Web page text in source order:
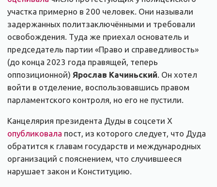
участка примерно в 200 человек. Они называли
задержанных политзаключёнными и требовали
освобождения. Туда же приехал основатель и
председатель партии «Право и справедливость»
(до конца 2023 года правящей, теперь
оппозиционной) Ярослав Качиньский . Он хотел
войти в отделение, воспользовавшись правом
парламентского контроля, но его не пустили.
Канцелярия президента Дуды в соцсети X
опубликовала пост, из которого следует, что Дуда
обратится к главам государств и международных
организаций с пояснением, что случившееся
нарушает закон и Конституцию.